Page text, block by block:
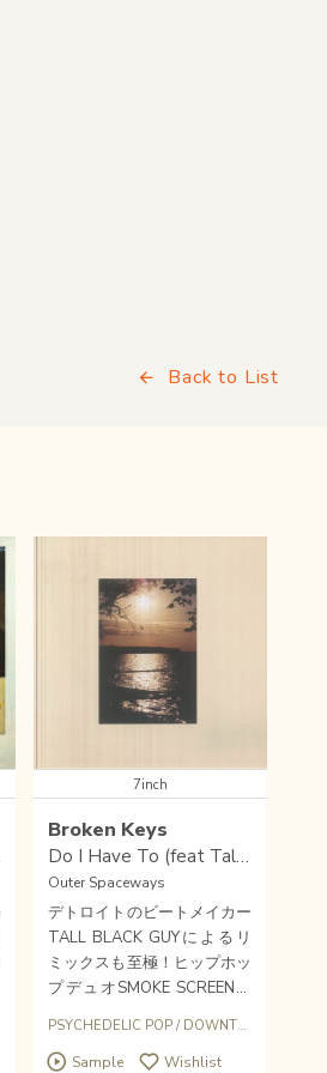
Back to List
7inch
Broken Keys
Do I Have To (feat Tall Black Guy mix)
Outer Spaceways
デトロイトのビートメイカー
TALL BLACK GUYによるリ
ミックスも至極！ヒップホッ
プデュオSMOKE SCREENと
ルチアーティストTOMMY S
PSYCHEDELIC POP / DOWNTEMPO
Sample Wishlist